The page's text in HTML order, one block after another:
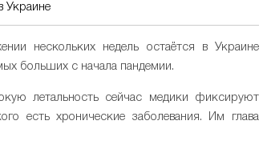
Украине
нескольких недель остаётся в Украине
больших с начала пандемии.
летальность сейчас медики фиксируют
есть хронические заболевания. Им глава